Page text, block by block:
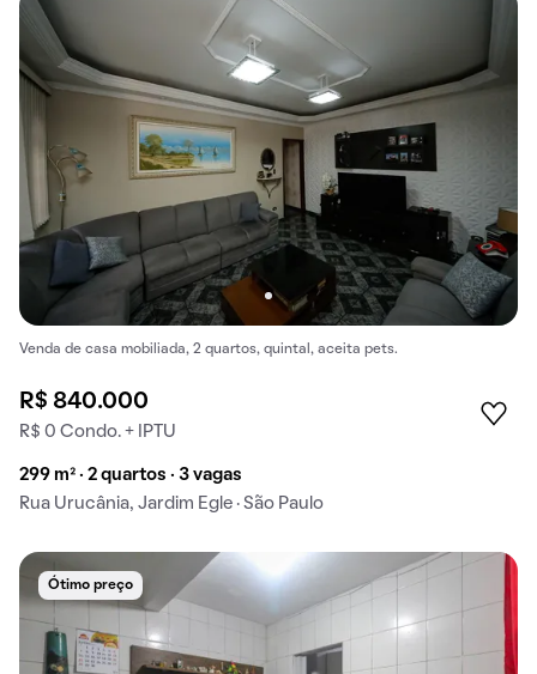
Venda de casa mobiliada, 2 quartos, quintal, aceita pets.
R$ 840.000
R$ 0 Condo. + IPTU
299 m² · 2 quartos · 3 vagas
Rua Urucânia, Jardim Egle · São Paulo
Ótimo preço